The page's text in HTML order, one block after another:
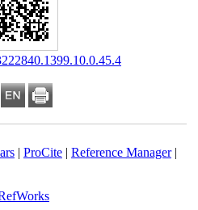
|ProCite |Reference Manager
RefWorks